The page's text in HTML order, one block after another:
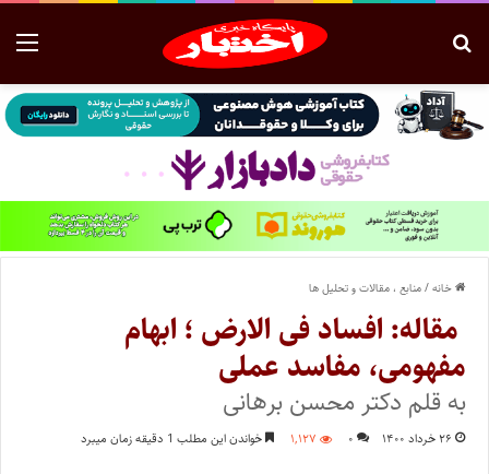
خانه/منابع ، مقالات و تحلیل ها
مقاله: افساد فی الارض ؛ ابهام
مفهومی، مفاسد عملی
به قلم دکتر محسن برهانی
۲۶ خرداد ۱۴۰۰ ۰ ۱,۱۲۷ خواندن این مطلب 1 دقیقه زمان میبرد